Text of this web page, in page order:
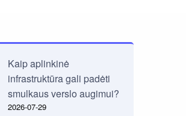
Kaip aplinkinė
infrastruktūra gali padėti
smulkaus verslo augimui?
2026-07-29